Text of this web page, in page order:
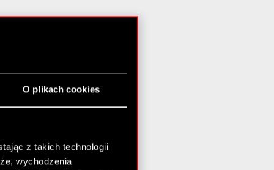
O plikach cookies
z takich technologii
wychodzenia